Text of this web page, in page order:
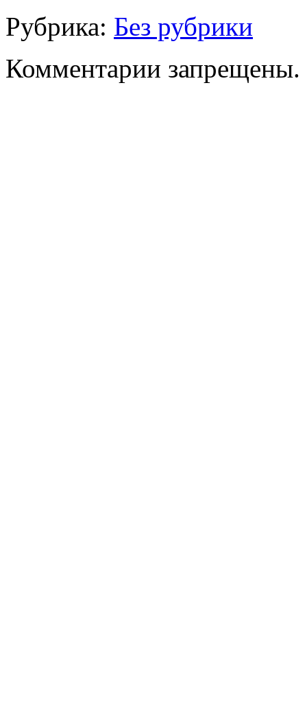
Рубрика: Без рубрики
Комментарии запрещены.